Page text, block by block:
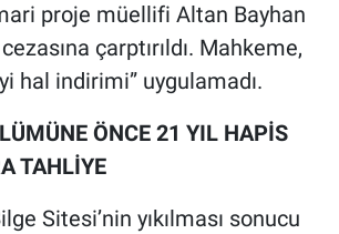
proje müellifi Altan Bayhan
çarptırıldı. Mahkeme,
hal indirimi” uygulamadı.
ÖNCE 21 YIL HAPİS
TAHLİYE
Sitesi’nin yıkılması sonucu